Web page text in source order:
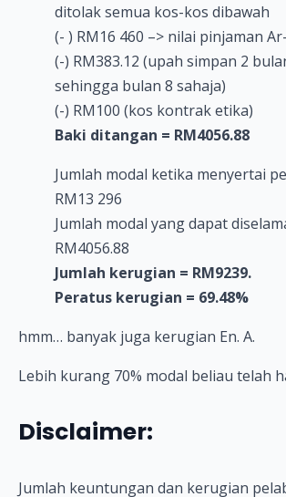
ditolak semua kos-kos dibawah
(- ) RM16 460 –> nilai pinjaman
(-) RM383.12 (upah simpan 2
sehingga bulan 8 sahaja)
(-) RM100 (kos kontrak etika)
Baki ditangan = RM4056.88
Jumlah modal ketika menyertai
RM13 296
Jumlah modal yang dapat
RM4056.88
Jumlah kerugian = RM9239.
Peratus kerugian = 69.48%
hmm… banyak juga kerugian En. A.
Lebih kurang 70% modal beliau telah
Disclaimer:
Jumlah keuntungan dan kerugian